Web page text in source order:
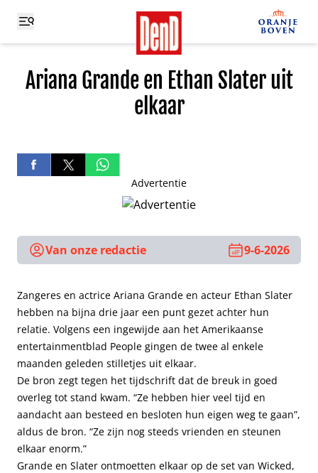
Ariana Grande en Ethan Slater uit
elkaar
Advertentie
Van onze redactie 9-6-2026
Zangeres en actrice Ariana Grande en acteur Ethan Slater
hebben na bijna drie jaar een punt gezet achter hun
relatie. Volgens een ingewijde aan het Amerikaanse
entertainmentblad People gingen de twee al enkele
maanden geleden stilletjes uit elkaar.
De bron zegt tegen het tijdschrift dat de breuk in goed
overleg tot stand kwam. “Ze hebben hier veel tijd en
aandacht aan besteed en besloten hun eigen weg te gaan”,
aldus de bron. “Ze zijn nog steeds vrienden en steunen
elkaar enorm.”
Grande en Slater ontmoetten elkaar op de set van Wicked,